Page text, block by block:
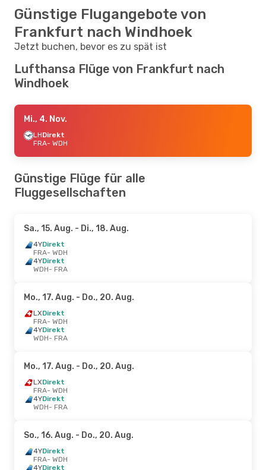
Günstige Flugangebote von
Frankfurt nach Windhoek
Jetzt buchen, bevor es zu spät ist
Lufthansa Flüge von Frankfurt nach
Windhoek
Mi., 4. Nov.
LHDirekt
FRA- WDH
Günstige Flüge für alle
Fluggesellschaften
Sa., 15. Aug. - Di., 18. Aug.
4YDirekt
FRA- WDH
4YDirekt
WDH- FRA
Mo., 17. Aug. - Do., 20. Aug.
LXDirekt
FRA- WDH
4YDirekt
WDH- FRA
Mo., 17. Aug. - Do., 20. Aug.
LXDirekt
FRA- WDH
4YDirekt
WDH- FRA
So., 16. Aug. - Do., 20. Aug.
4YDirekt
FRA- WDH
4YDirekt